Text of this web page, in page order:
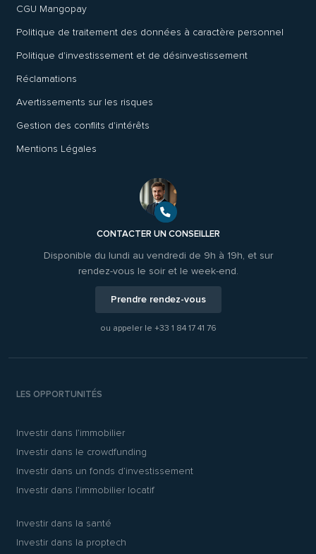
CGU Mangopay
Politique de traitement des données à caractère personnel
Politique d'investissement et de désinvestissement
Réclamations
Avertissements sur les risques
Gestion des conflits d'intérêts
Mentions Légales
CONTACTER UN CONSEILLER
Disponible du lundi au vendredi de 9h à 19h, et sur
rendez-vous le soir et le week-end.
Prendre rendez-vous
ou appeler le +33 1 84 17 41 76
LES OPPORTUNITÉS
Investir dans l’immobilier
Investir dans le crowdfunding
Investir dans un fonds d’investissement
Investir dans l’immobilier locatif
Investir dans la santé
Investir dans la proptech